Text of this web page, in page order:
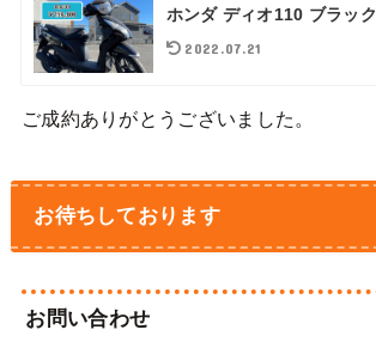
ホンダ ディオ110 ブラック
2022.07.21
ご成約ありがとうございました。
お待ちしております
お問い合わせ